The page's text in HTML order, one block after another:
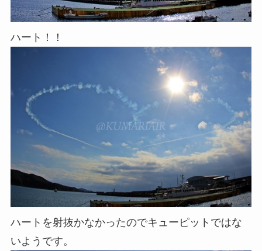
ハート！！
ハートを射抜かなかったのでキューピットではな
いようです。